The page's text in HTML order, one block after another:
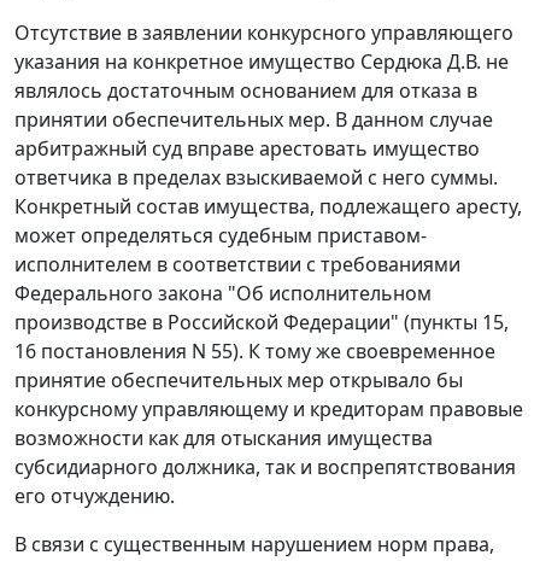
Отсутствие в заявлении конкурсного управляющего
указания на конкретное имущество Сердюка Д.В. не
являлось достаточным основанием для отказа в
принятии обеспечительных мер. В данном случае
арбитражный суд вправе арестовать имущество
ответчика в пределах взыскиваемой с него суммы.
Конкретный состав имущества, подлежащего аресту,
может определяться судебным приставом-
исполнителем в соответствии с требованиями
Федерального закона "Об исполнительном
производстве в Российской Федерации" (пункты 15,
16 постановления N 55). К тому же своевременное
принятие обеспечительных мер открывало бы
конкурсному управляющему и кредиторам правовые
возможности как для отыскания имущества
субсидиарного должника, так и воспрепятствования
его отчуждению.
В связи с существенным нарушением норм права,